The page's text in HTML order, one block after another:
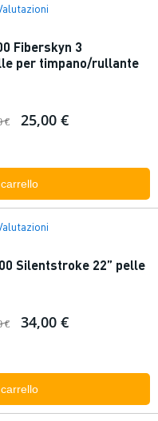
Fiberskyn 3
per timpano/rullante
€ 25,00 €
Silentstroke 22” pelle
€ 34,00 €